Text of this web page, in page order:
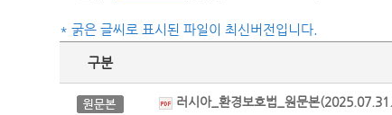
* 굵은 글씨로 표시된 파일이 최신버전입니다.
구분
러시아_환경보호법_원문본